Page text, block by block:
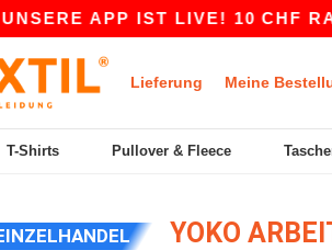
APP IST LIVE! 10 CHF RABATT
Lieferung Meine
T-Shirts Pullover & Fleece
YOKO